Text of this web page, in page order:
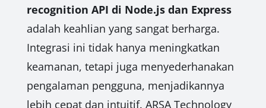
recognition API di Node.js dan Express
adalah keahlian yang sangat berharga.
Integrasi ini tidak hanya meningkatkan
keamanan, tetapi juga menyederhanakan
pengalaman pengguna, menjadikannya
lebih cepat dan intuitif. ARSA Technology